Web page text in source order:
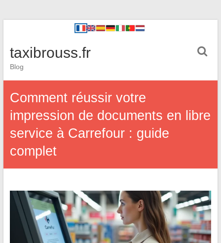
taxibrouss.fr
Blog
Comment réussir votre
impression de documents en libre
service à Carrefour : guide
complet